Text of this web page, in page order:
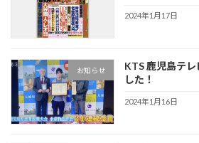
2024年1月17日
お知らせ
KTS 鹿児島テ
した！
2024年1月16日